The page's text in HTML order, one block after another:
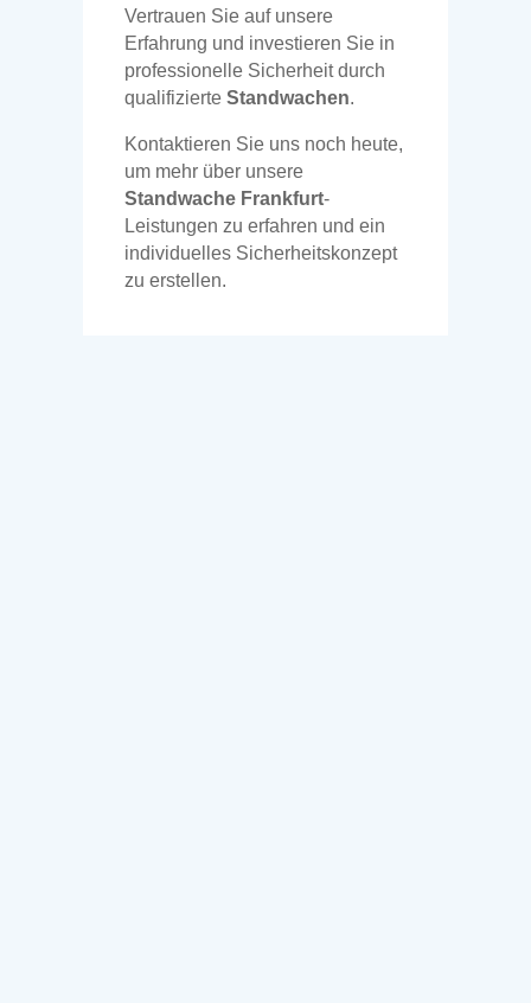
Vertrauen Sie auf unsere
Erfahrung und investieren Sie in
professionelle Sicherheit durch
qualifizierte Standwachen.
Kontaktieren Sie uns noch heute,
um mehr über unsere
Standwache Frankfurt-
Leistungen zu erfahren und ein
individuelles Sicherheitskonzept
zu erstellen.